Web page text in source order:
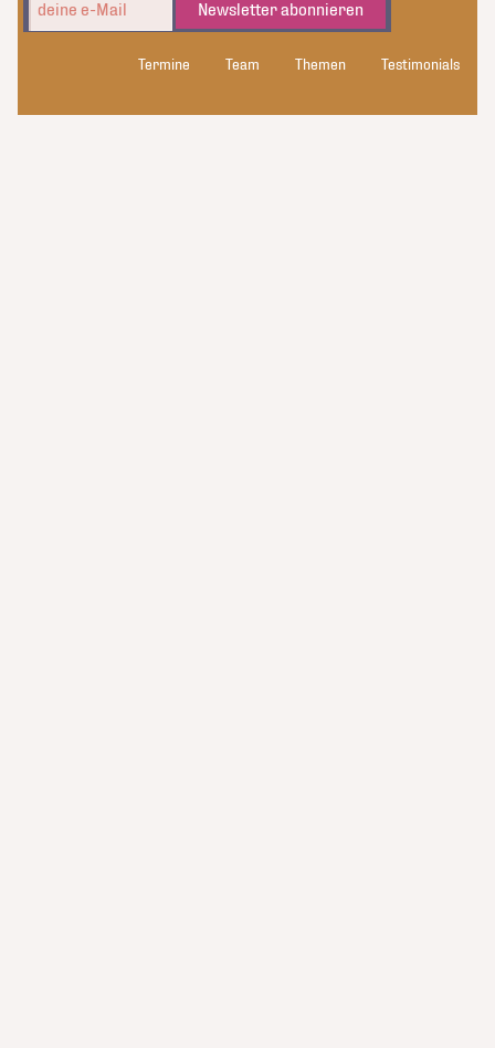
Newsletter abonnieren
Termine Team Themen Testimonials